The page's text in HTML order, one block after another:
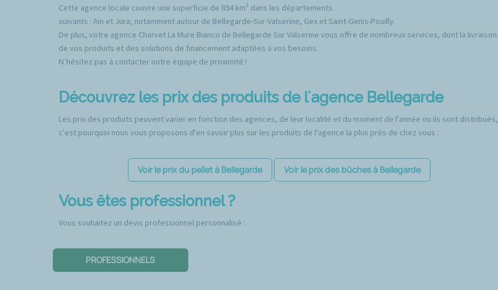
Cette agence locale couvre une superficie de 894 km² dans les départements
suivants : Ain et Jura, notamment autour de Bellegarde-Sur-Valserine, Gex et Saint-Genis-Pouilly.
De plus, votre agence Charvet La Mure Bianco de Bellegarde Sur Valserine vous offre de nombreux services, dont la livraison
de vos produits et des solutions de financement adaptées à vos besoins.
N’hésitez pas à contacter notre équipe de proximité !
Découvrez les prix des produits de l'agence Bellegarde
Les prix des produits peuvent varier en fonction des agences, de leur localité et du moment de l'année ou ils sont distribués,
c'est pourquoi nous vous proposons d'en savoir plus sur les produits de l'agence la plus près de chez vous :
Voir le prix du pellet à Bellegarde Voir le prix des bûches à Bellegarde
Vous êtes professionnel ?
Vous souhaitez un devis professionnel personnalisé :
PROFESSIONNELS